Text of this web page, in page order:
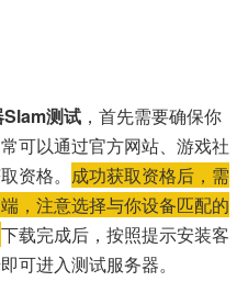
测试 ，首先需要确保你
可以通过官方网站、游戏社
资格。 成功获取资格后，需
，注意选择与你设备匹配的
下载完成后，按照提示安装客
可进入测试服务器。